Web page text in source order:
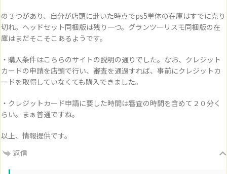
の３つがあり、自分が店頭に赴いた時点でps5単体の在庫はすでに売り
切れ。ヘッドセット同梱版は残り一つ。グランツーリスモ同梱版の在
庫はまだそこそこあるようです。
・購入条件はこちらのサイトの説明の通りでした。なお、クレジット
カードの申請を店頭で行い、審査を通過すれば、事前にクレジットカ
ードを取得していなくても購入できました。
・クレジットカード申請に要した時間は審査の時間を含めて２０分く
らい。まぁ普通ですね。
以上、情報提供です。
返信